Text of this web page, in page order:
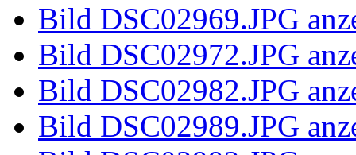
Bild
Bild